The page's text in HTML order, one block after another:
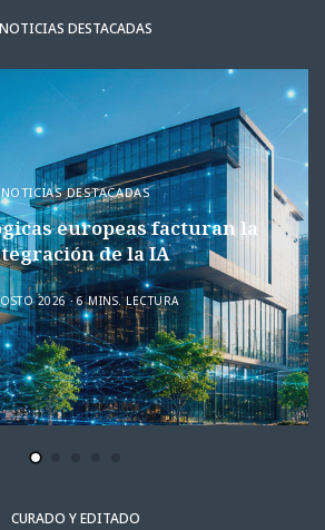
NOTICIAS DESTACADAS
NOTICIAS DESTACADAS
europeas facturan la
de la IA
2026 6 MINS. LECTURA
CURADO Y EDITADO